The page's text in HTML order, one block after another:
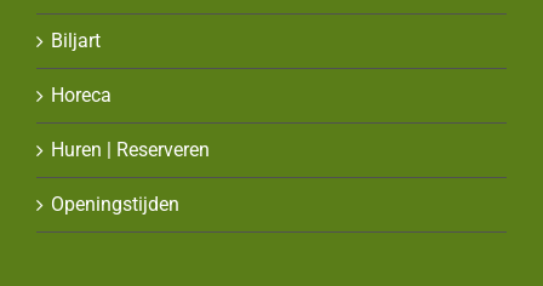
Biljart
Horeca
Huren | Reserveren
Openingstijden